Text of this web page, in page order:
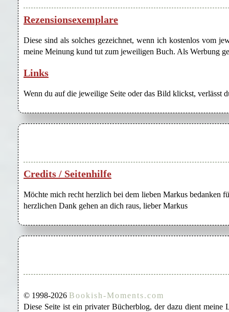
Rezensionsexemplare
Diese sind als solches gezeichnet, wenn ich kostenlos vom
meine Meinung kund tut zum jeweiligen Buch. Als Werbung
Links
Wenn du auf die jeweilige Seite oder das Bild klickst, verlässt
Credits / Seitenhilfe
Möchte mich recht herzlich bei dem lieben Markus bedanken
herzlichen Dank gehen an dich raus, lieber Markus
© 1998-2026 Bookish-Moments.com
Diese Seite ist ein privater Bücherblog, der dazu dient meine